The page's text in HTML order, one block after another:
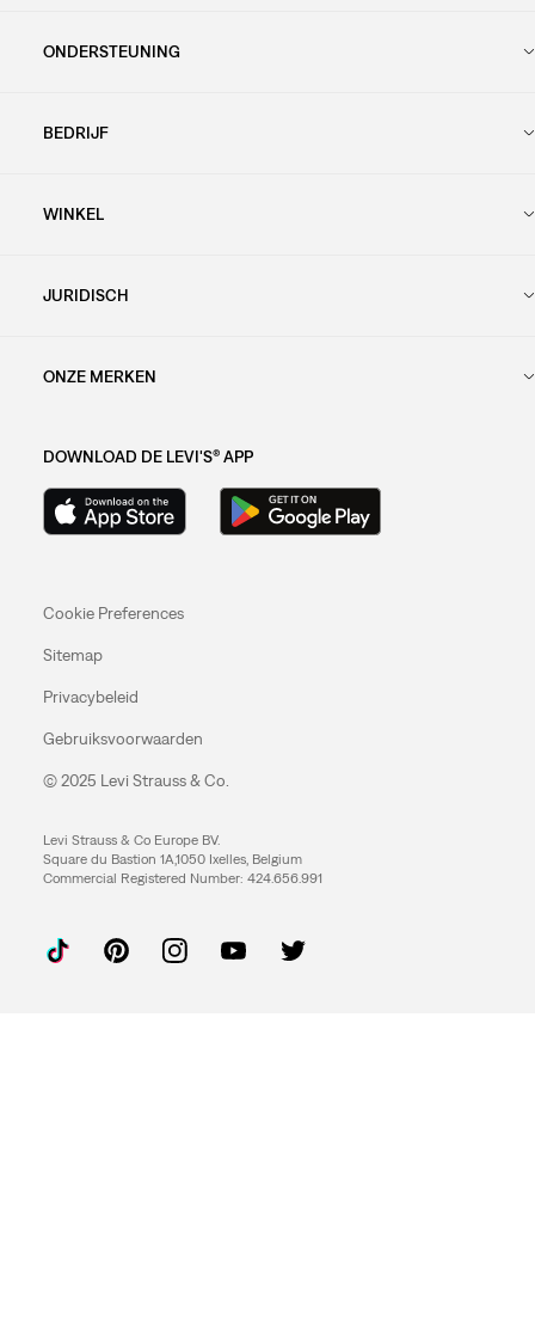
ONDERSTEUNING
BEDRIJF
WINKEL
JURIDISCH
ONZE MERKEN
DOWNLOAD DE LEVI'S® APP
Cookie Preferences
Sitemap
Privacybeleid
Gebruiksvoorwaarden
© 2025 Levi Strauss & Co.
Levi Strauss & Co Europe BV.
Square du Bastion 1A,1050 Ixelles, Belgium
Commercial Registered Number: 424.656.991